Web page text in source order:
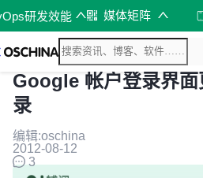
研发效能 媒体矩阵
Google 帐户登录界
录
编辑:oschina
2012-08-12
3